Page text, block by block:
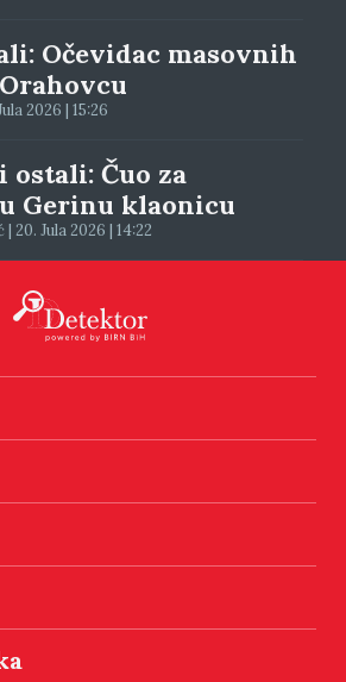
Očevidac masovnih
2026 | 15:26
ostali: Čuo za
Gerinu klaonicu
20. Jula 2026 | 14:22